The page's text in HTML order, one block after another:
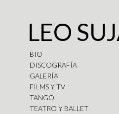
LEO
BIO
DISCOGRAFÍA
GALERÍA
FILMS Y TV
TANGO
TEATRO Y BALLET